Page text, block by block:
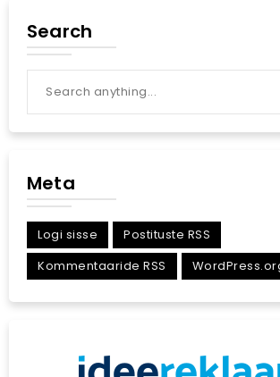
Search
Meta
Logi sisse
Postituste RSS
Kommentaaride RSS